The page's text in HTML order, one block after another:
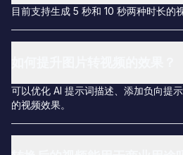
目前支持生成 5 秒和 10 秒两种时长的
可以优化 AI 提示词描述、添加负向提
的视频效果。